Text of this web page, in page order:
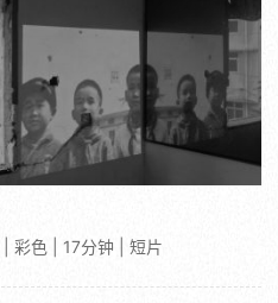
彩色 | 17分钟 | 短片